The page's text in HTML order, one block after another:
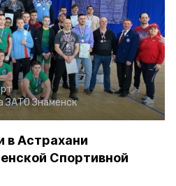
ЗАТО Знаменск
в Астрахани
Спортивной